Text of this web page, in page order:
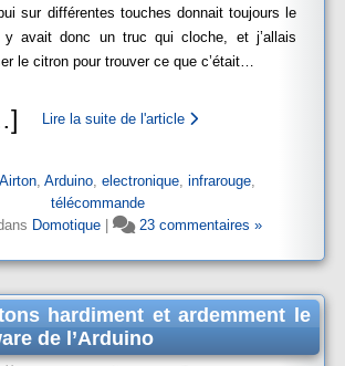
sur différentes touches donnait toujours le
avait donc un truc qui cloche, et j’allais
le citron pour trouver ce que c’était…
] Lire la suite de l'article
Airton, Arduino, electronique, infrarouge,
télécommande
Domotique 23 commentaires »
hardiment et ardemment le
de l’Arduino